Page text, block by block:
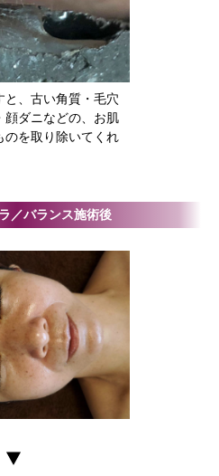
と、古い角質・毛穴
顔ダニなどの、お肌
のを取り除いてくれ
／バランス施術後